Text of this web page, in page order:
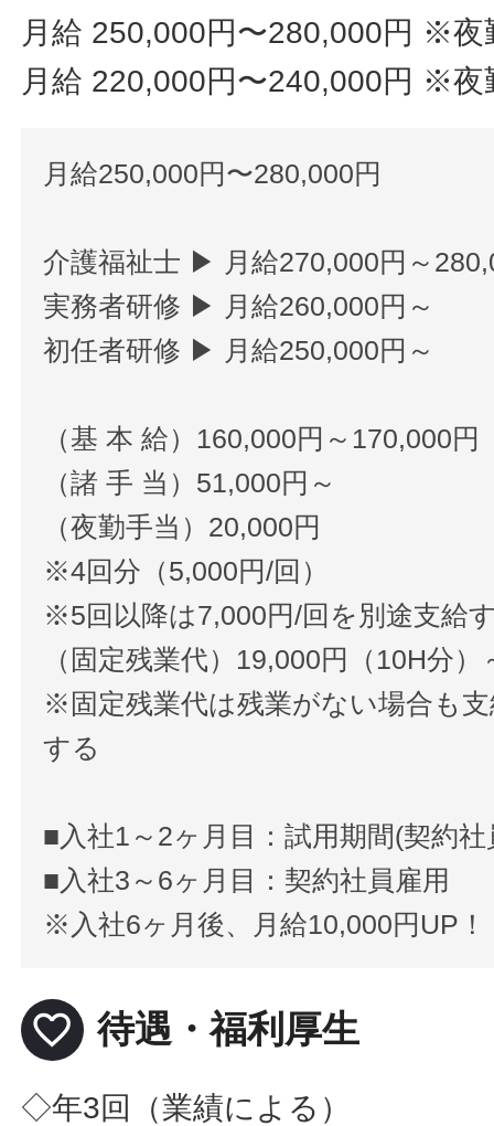
月給 250,000円〜280,000円 ※夜
月給 220,000円〜240,000円 ※夜
月給250,000円〜280,000円
介護福祉士 ▶ 月給270,000円～
実務者研修 ▶ 月給260,000円～
初任者研修 ▶ 月給250,000円～
（基 本 給）160,000円～170,000円
（諸 手 当）51,000円～
（夜勤手当）20,000円
※4回分（5,000円/回）
※5回以降は7,000円/回を別途支給
（固定残業代）19,000円（10H分）
※固定残業代は残業がない場合も
する
■入社1～2ヶ月目：試用期間(契約
■入社3～6ヶ月目：契約社員雇用
※入社6ヶ月後、月給10,000円UP
favorite_border 待遇・福利厚生
◇年3回（業績による）